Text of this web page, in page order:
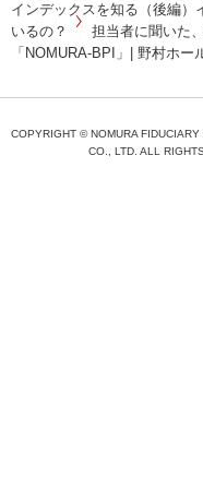
インデックスを知る（後編）
いるの？
担当者に聞いた
「NOMURA-BPI」| 野村ホー
COPYRIGHT © NOMURA
CO., LTD. ALL